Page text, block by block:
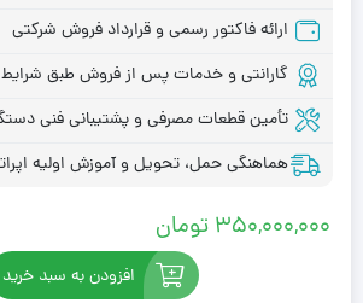
ارائه فاکتور رسمی و قرارداد فروش شرکتی
گارانتی و خدمات پس از فروش طبق شرایط
تأمین قطعات مصرفی و پشتیبانی فنی
هماهنگی حمل، تحویل و آموزش اولیه
350,000,000 تومان
افزودن به سبد خرید